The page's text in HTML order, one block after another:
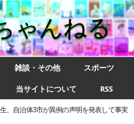
ゃんねる
雑談・その他
スポーツ
当サイトについて RSS
、自治体3市が異例の声明を発表して事実